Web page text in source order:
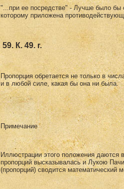
"...при ее посредстве" - Лучше было бы
которому приложена
59. К. 49. r.
Пропорция обретается не только в
и в любой силе, какая бы она ни была.
Примечание
Иллюстрации этого положения даются
пропорций высказывалась и Лукою
(пропорций) сводится математический